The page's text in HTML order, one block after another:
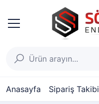
Anasayfa Sipariş Takibi